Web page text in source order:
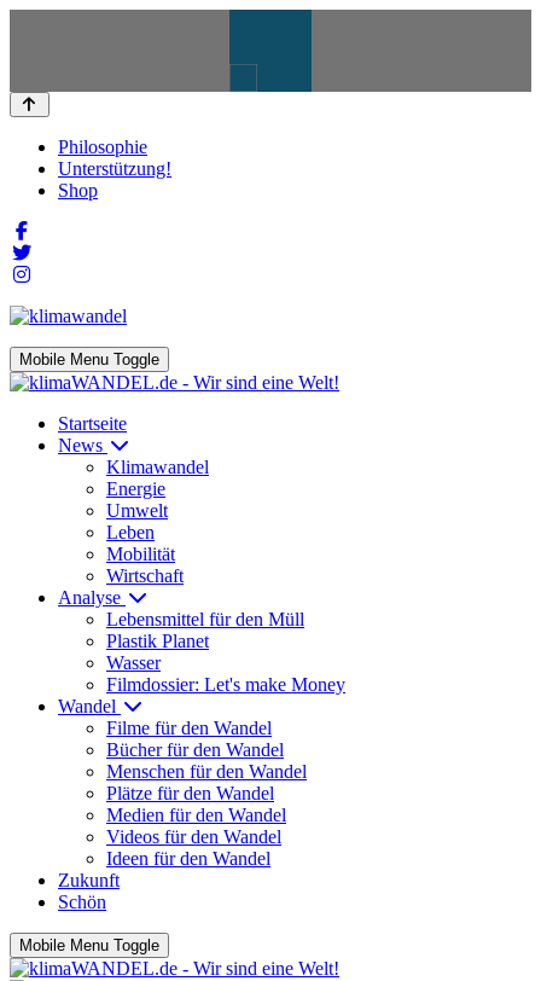
Philosophie
Unterstützung!
Shop
Mobile Menu Toggle
Startseite
News
Klimawandel
Energie
Umwelt
Leben
Mobilität
Wirtschaft
Analyse
Lebensmittel für den Müll
Plastik Planet
Wasser
Filmdossier: Let's make Money
Wandel
Filme für den Wandel
Bücher für den Wandel
Menschen für den Wandel
Plätze für den Wandel
Medien für den Wandel
Videos für den Wandel
Ideen für den Wandel
Zukunft
Schön
Mobile Menu Toggle